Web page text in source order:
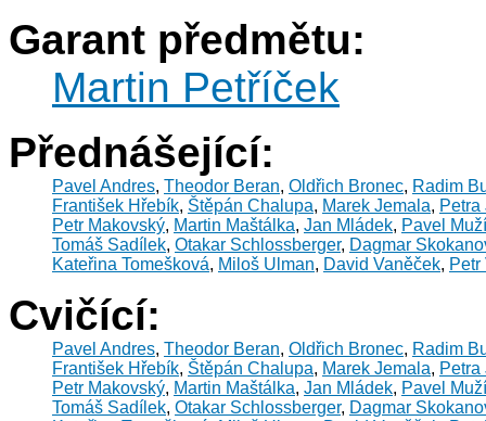
Garant předmětu:
Martin Petříček
Přednášející:
Pavel Andres, Theodor Beran, Oldřich Bronec, Radim
František Hřebík, Štěpán Chalupa, Marek Jemala, Petra
Petr Makovský, Martin Maštálka, Jan Mládek, Pavel
Tomáš Sadílek, Otakar Schlossberger, Dagmar
Kateřina Tomešková, Miloš Ulman, David Vaněček, Petr
Cvičící:
Pavel Andres, Theodor Beran, Oldřich Bronec, Radim
František Hřebík, Štěpán Chalupa, Marek Jemala, Petra
Petr Makovský, Martin Maštálka, Jan Mládek, Pavel
Tomáš Sadílek, Otakar Schlossberger, Dagmar